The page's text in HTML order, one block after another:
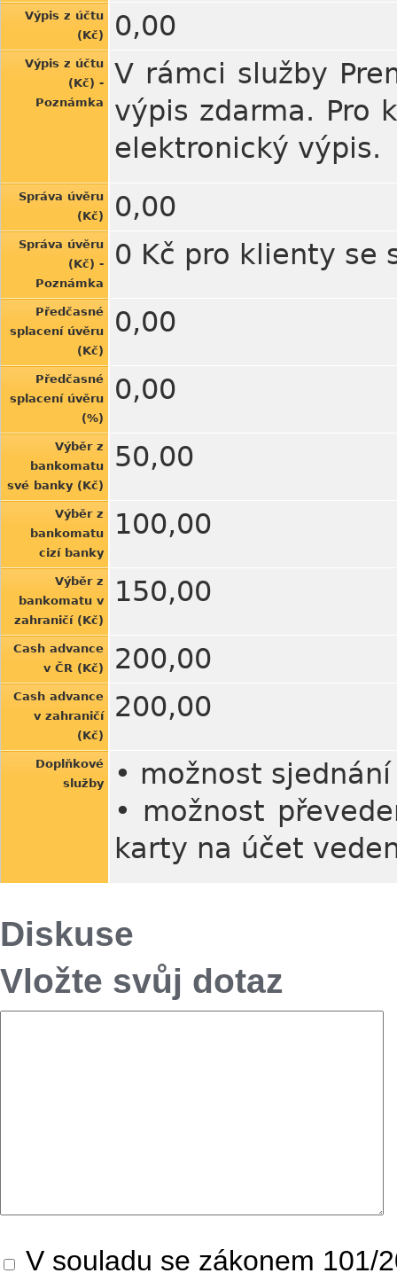
Výpis z účtu
(Kč)
0,00
Výpis z účtu
(Kč) -
Poznámka
V rámci služby
výpis zdarma. Pro
elektronický výpis.
Správa úvěru
(Kč)
0,00
Správa úvěru
(Kč) -
Poznámka
0 Kč pro klienty se
Předčasné
splacení úvěru
(Kč)
0,00
Předčasné
splacení úvěru
(%)
0,00
Výběr z
bankomatu
své banky (Kč)
50,00
Výběr z
bankomatu
cizí banky
100,00
Výběr z
bankomatu v
zahraničí (Kč)
150,00
Cash advance
v ČR (Kč)
200,00
Cash advance
v zahraničí
(Kč)
200,00
Doplňkové
služby
• možnost
• možnost
karty na účet
Diskuse
Vložte svůj dotaz
V souladu se zákonem 101/